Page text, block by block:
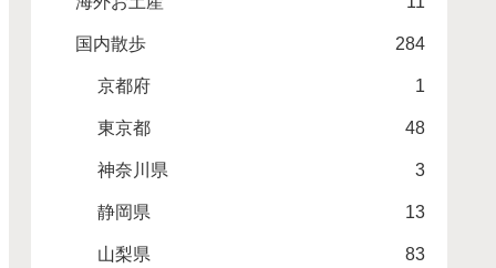
国内散歩 284
京都府 1
東京都 48
神奈川県 3
静岡県 13
山梨県 83